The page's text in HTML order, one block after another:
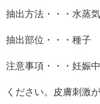
抽出方法・・・水蒸
抽出部位・・・種子
注意事項・・・妊娠
ください。皮膚刺激